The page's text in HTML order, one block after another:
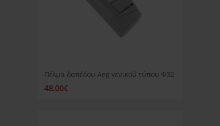
Πέλμα δαπέδου Aeg γενικού τύπου Φ32
48.00€